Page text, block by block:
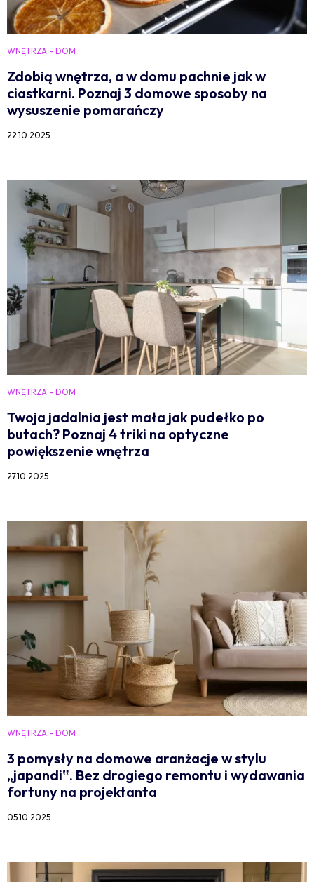
WNĘTRZA - DOM
Zdobią wnętrza, a w domu pachnie jak w
ciastkarni. Poznaj 3 domowe sposoby na
wysuszenie pomarańczy
22.10.2025
WNĘTRZA - DOM
Twoja jadalnia jest mała jak pudełko po
butach? Poznaj 4 triki na optyczne
powiększenie wnętrza
27.10.2025
WNĘTRZA - DOM
3 pomysły na domowe aranżacje w stylu
„japandi‟. Bez drogiego remontu i wydawania
fortuny na projektanta
05.10.2025